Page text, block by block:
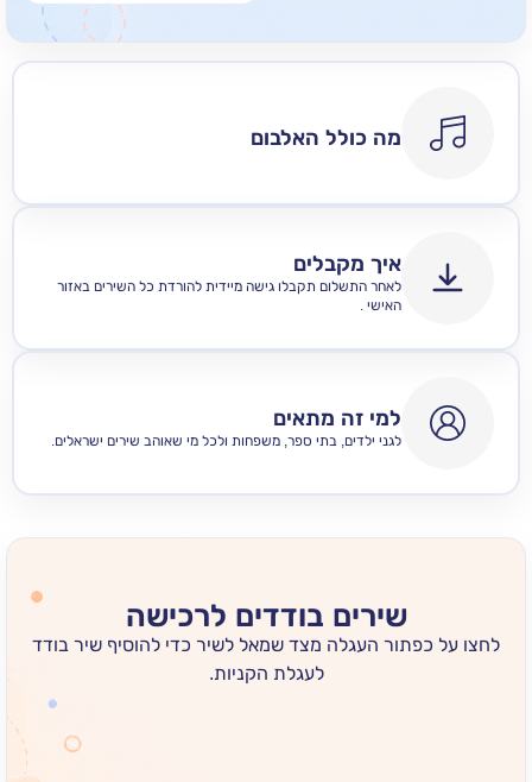
מה כולל האלבום
איך מקבלים
לאחר התשלום תקבלו גישה מיידית להורדת כל השירים באזור
למי זה מתאים
לגני ילדים, בתי ספר, משפחות ולכל מי שאוהב שירים ישראלים.
שירים בודדים לרכישה
כפתור העגלה מצד שמאל לשיר כדי להוסיף שיר בודד
לעגלת הקניות.